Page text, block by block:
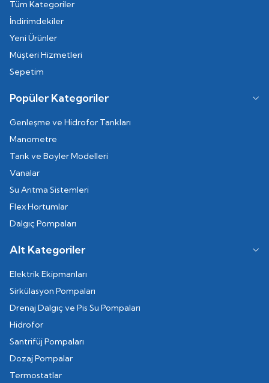
Tüm Kategoriler
İndirimdekiler
Yeni Ürünler
Müşteri Hizmetleri
Sepetim
Popüler Kategoriler
Genleşme ve Hidrofor Tankları
Manometre
Tank ve Boyler Modelleri
Vanalar
Su Arıtma Sistemleri
Flex Hortumlar
Dalgıç Pompaları
Alt Kategoriler
Elektrik Ekipmanları
Sirkülasyon Pompaları
Drenaj Dalgıç ve Pis Su Pompaları
Hidrofor
Santrifüj Pompaları
Dozaj Pompalar
Termostatlar